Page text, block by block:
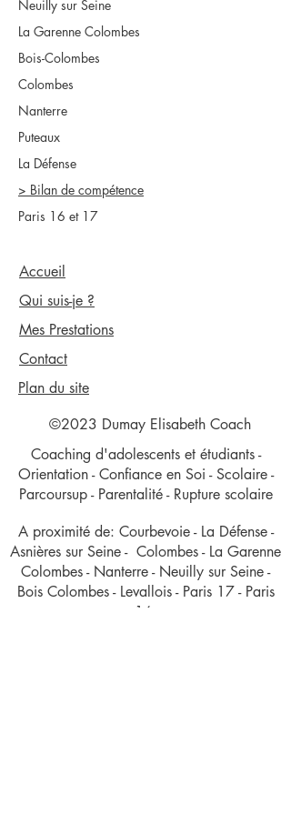
Neuilly sur Seine
La Garenne Colombes
Bois-Colombes
Colombes
Nanterre
Puteaux
La Défense
> Bilan de compétence
Paris 16 et 17
Accueil
Qui suis-je ?
Mes Prestations
Contact
Plan du site
©2023 Dumay Elisabeth Coach
Coaching d'adolescents et étudiants -
Orientation - Confiance en Soi - Scolaire -
Parcoursup - Parentalité - Rupture scolaire
A proximité de: Courbevoie - La Défense -
Asnières sur Seine - Colombes - La Garenne
Colombes - Nanterre - Neuilly sur Seine -
Bois Colombes - Levallois - Paris 17 - Paris
16